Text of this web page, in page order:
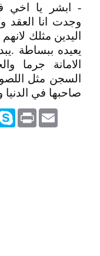
- ابشر يا اخي
وجدت انا العقد
اليدين مثلك
يعيده ببساطة
الامانة جرما
السجن مثل
صاحبها في
PrintEmail